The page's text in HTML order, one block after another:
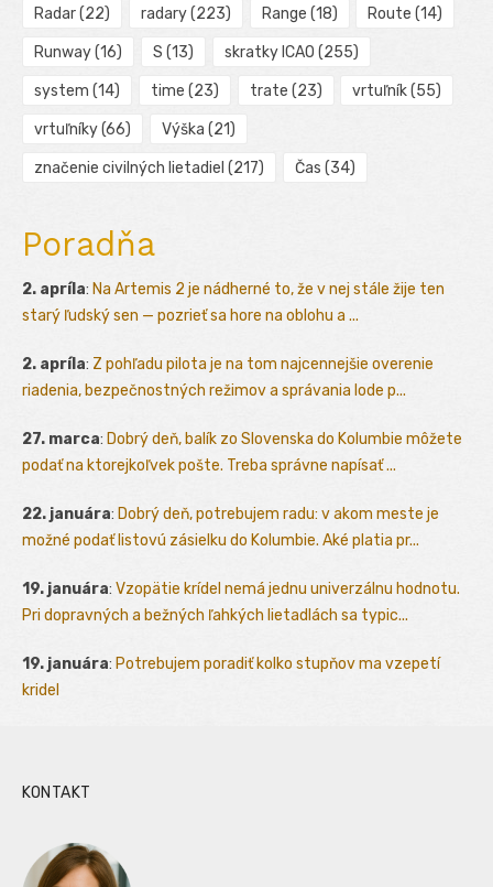
Radar(22) radary(223) Range (18) Route (14)
Runway(16) S (13) skratky ICAO (255)
system (14) time (23) trate (23) vrtuľník(55)
vrtuľníky(66) Výška (21)
značenie civilných lietadiel (217) Čas (34)
Poradňa
2. apríla: Na Artemis 2 je nádherné to, že v nej stále žije ten
starý ľudský sen — pozrieť sa hore na oblohu a ...
2. apríla: Z pohľadu pilota je na tom najcennejšie overenie
riadenia, bezpečnostných režimov a správania lode p...
27. marca: Dobrý deň, balík zo Slovenska do Kolumbie môžete
podať na ktorejkoľvek pošte. Treba správne napísať ...
22. januára: Dobrý deň, potrebujem radu: v akom meste je
možné podať listovú zásielku do Kolumbie. Aké platia pr...
19. januára: Vzopätie krídel nemá jednu univerzálnu hodnotu.
Pri dopravných a bežných ľahkých lietadlách sa typic...
19. januára: Potrebujem poradiť kolko stupňov ma vzepetí
kridel
KONTAKT